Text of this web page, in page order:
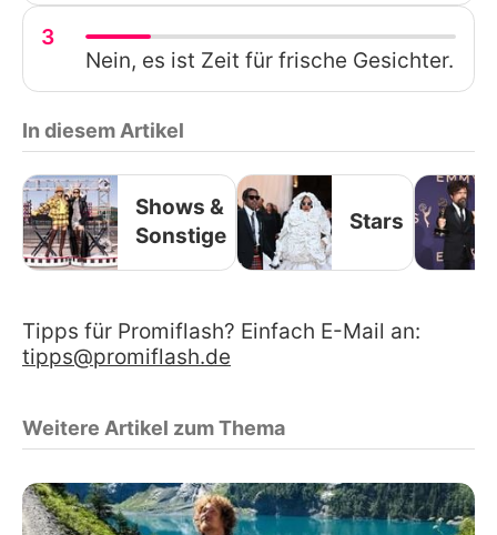
3
Nein, es ist Zeit für frische Gesichter.
In diesem Artikel
Shows &
Sonstige
Stars
Tipps für Promiflash? Einfach E-Mail an:
tipps@promiflash.de
Weitere Artikel zum Thema